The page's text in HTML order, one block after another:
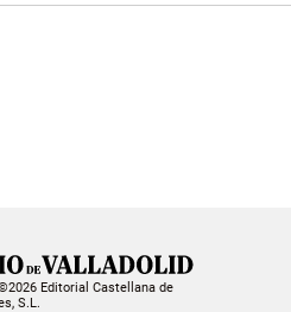
Editorial Castellana de
S.L.